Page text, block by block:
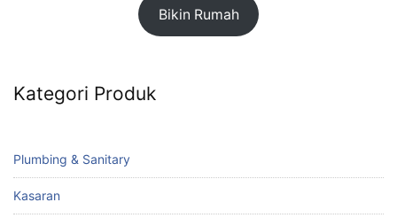
Bikin Rumah
Kategori Produk
Plumbing & Sanitary
Kasaran